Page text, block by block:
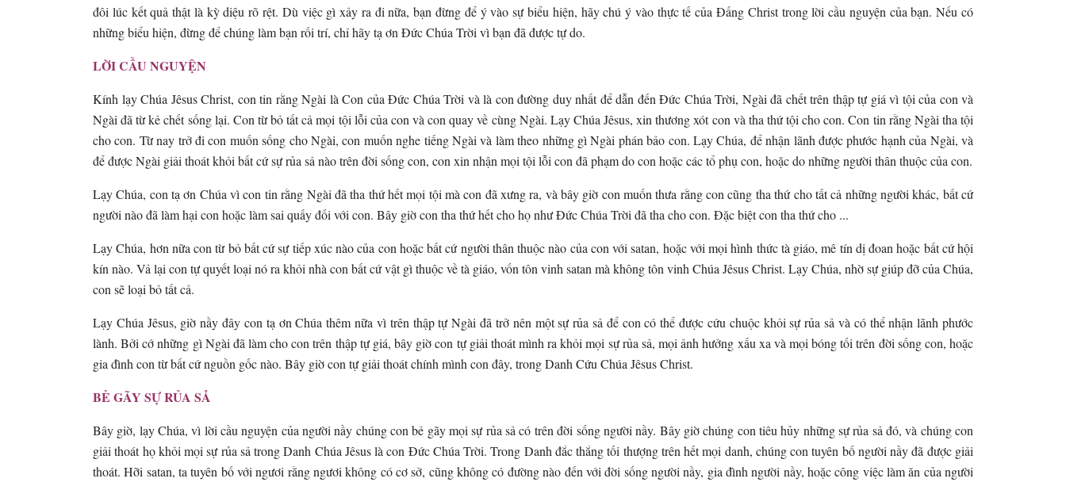
đôi lúc kết quả thật là kỳ diệu rõ rệt. Dù việc gì xảy ra đi nữa, bạn đừng để ý vào sự biểu hiện, hãy chú ý vào thực tế của Đấng Christ trong lời cầu nguyện của bạn. Nếu có
những biểu hiện, đừng để chúng làm bạn rối trí, chỉ hãy tạ ơn Đức Chúa Trời vì bạn đã được tự do.
LỜI CẦU NGUYỆN
Kính lạy Chúa Jêsus Christ, con tin rằng Ngài là Con của Đức Chúa Trời và là con đường duy nhất để dẫn đến Đức Chúa Trời, Ngài đã chết trên thập tự giá vì tội của con và
Ngài đã từ kẻ chết sống lại. Con từ bỏ tất cả mọi tội lỗi của con và con quay về cùng Ngài. Lạy Chúa Jêsus, xin thương xót con và tha thứ tội cho con. Con tin rằng Ngài tha tội
cho con. Từ nay trở đi con muốn sống cho Ngài, con muốn nghe tiếng Ngài và làm theo những gì Ngài phán bảo con. Lạy Chúa, để nhận lãnh được phước hạnh của Ngài, và
để được Ngài giải thoát khỏi bất cứ sự rủa sả nào trên đời sống con, con xin nhận mọi tội lỗi con đã phạm do con hoặc các tổ phụ con, hoặc do những người thân thuộc của con.
Lạy Chúa, con tạ ơn Chúa vì con tin rằng Ngài đã tha thứ hết mọi tội mà con đã xưng ra, và bây giờ con muốn thưa rằng con cũng tha thứ cho tất cả những người khác, bất cứ
người nào đã làm hại con hoặc làm sai quấy đối với con. Bây giờ con tha thứ hết cho họ như Đức Chúa Trời đã tha cho con. Đặc biệt con tha thứ cho ...
Lạy Chúa, hơn nữa con từ bỏ bất cứ sự tiếp xúc nào của con hoặc bất cứ người thân thuộc nào của con với satan, hoặc với mọi hình thức tà giáo, mê tín dị đoan hoặc bất cứ hội
kín nào. Vả lại con tự quyết loại nó ra khỏi nhà con bất cứ vật gì thuộc về tà giáo, vốn tôn vinh satan mà không tôn vinh Chúa Jêsus Christ. Lạy Chúa, nhờ sự giúp đỡ của Chúa,
con sẽ loại bỏ tất cả.
Lạy Chúa Jêsus, giờ nầy đây con tạ ơn Chúa thêm nữa vì trên thập tự Ngài đã trở nên một sự rủa sả để con có thể được cứu chuộc khỏi sự rủa sả và có thể nhận lãnh phước
lành. Bởi cớ những gì Ngài đã làm cho con trên thập tự giá, bây giờ con tự giải thoát mình ra khỏi mọi sự rủa sả, mọi ảnh hưởng xấu xa và mọi bóng tối trên đời sống con, hoặc
gia đình con từ bất cứ nguồn gốc nào. Bây giờ con tự giải thoát chính mình con đây, trong Danh Cứu Chúa Jêsus Christ.
BẺ GÃY SỰ RỦA SẢ
Bây giờ, lạy Chúa, vì lời cầu nguyện của người nầy chúng con bẻ gãy mọi sự rủa sả có trên đời sống người nầy. Bây giờ chúng con tiêu hủy những sự rủa sả đó, và chúng con
giải thoát họ khỏi mọi sự rủa sả trong Danh Chúa Jêsus là con Đức Chúa Trời. Trong Danh đắc thắng tối thượng trên hết mọi danh, chúng con tuyên bố người nầy đã được giải
thoát. Hỡi satan, ta tuyên bố với ngươi rằng ngươi không có cơ sở, cũng không có đường nào đến với đời sống người nầy, gia đình người nầy, hoặc công việc làm ăn của người